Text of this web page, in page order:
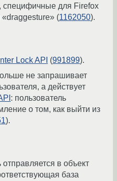
специфичные для Firefox
(1162050).
Lock API (991899).
не запрашивает
а действует
: пользователь
о том, как выйти из
).
отправляется в объект
база